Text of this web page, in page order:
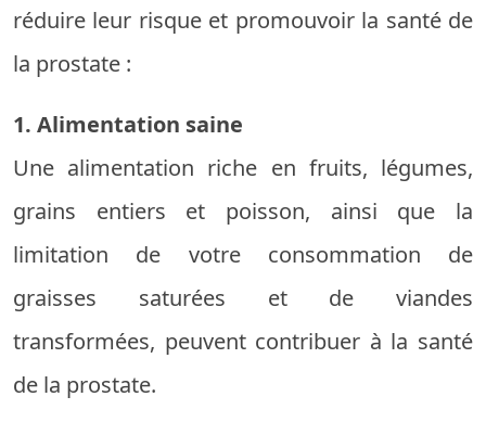
réduire leur risque et promouvoir la santé de
la prostate :
1. Alimentation saine
Une alimentation riche en fruits, légumes,
grains entiers et poisson, ainsi que la
limitation de votre consommation de
graisses saturées et de viandes
transformées, peuvent contribuer à la santé
de la prostate.